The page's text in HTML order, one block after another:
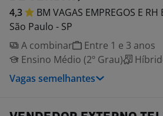
4,3 BM VAGAS EMPREGOS E RH
São Paulo - SP
A combinar
Entre 1 e 3 anos
Ensino Médio (2º Grau)
Vagas semelhantes